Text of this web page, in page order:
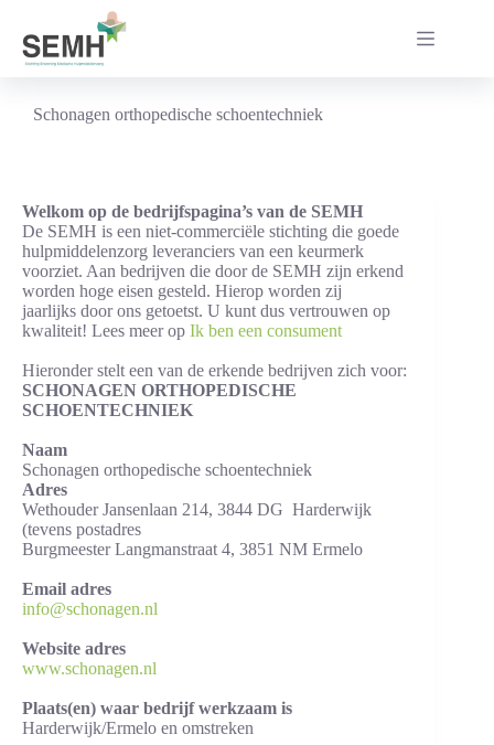
inhoud
Schonagen orthopedische schoentechniek
Welkom op de bedrijfspagina’s van de SEMH
De SEMH is een niet-commerciële stichting die goede
hulpmiddelenzorg leveranciers van een keurmerk
voorziet. Aan bedrijven die door de SEMH zijn erkend
worden hoge eisen gesteld. Hierop worden zij
jaarlijks door ons getoetst. U kunt dus vertrouwen op
kwaliteit! Lees meer op Ik ben een consument
Hieronder stelt een van de erkende bedrijven zich voor:
SCHONAGEN ORTHOPEDISCHE
SCHOENTECHNIEK
Naam
Schonagen orthopedische schoentechniek
Adres
Wethouder Jansenlaan 214, 3844 DG Harderwijk
(tevens postadres
Burgmeester Langmanstraat 4, 3851 NM Ermelo
Email adres
info@schonagen.nl
Website adres
www.schonagen.nl
Plaats(en) waar bedrijf werkzaam is
Harderwijk/Ermelo en omstreken